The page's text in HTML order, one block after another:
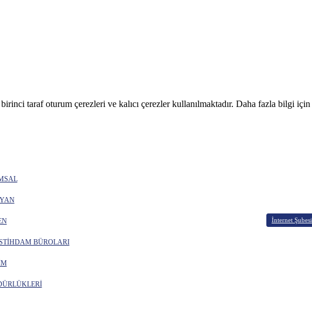
taraf oturum çerezleri ve kalıcı çerezler kullanılmaktadır. Daha fazla bilgi için
BÜROLARI
İnternet Şubesi